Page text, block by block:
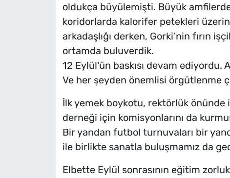
oldukça büyülemişti. Büyük
koridorlarda kalorifer petekleri
arkadaşlığı derken, Gorki’nin fırın
ortamda buluverdik.
12 Eylül'ün baskısı devam
Ve her şeyden önemlisi örgütlenme
İlk yemek boykotu, rektörlük
derneği için komisyonlarını da
Bir yandan futbol turnuvaları bir
ile birlikte sanatla buluşmamız da
Elbette Eylül sonrasının eğitim